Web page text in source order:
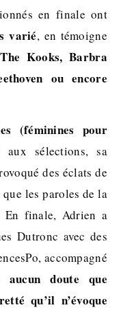
en finale ont
varié, en témoigne
The Kooks, Barbra
ou encore
(féminines pour
aux sélections, sa
des éclats de
les paroles de la
En finale, Adrien a
Dutronc avec des
accompagné
doute que
qu’il n’évoque